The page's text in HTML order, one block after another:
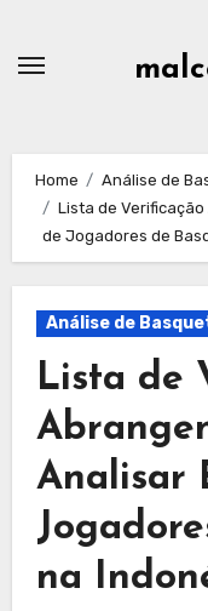
Home
Análise de
Lista de
de Jogadores de
Análise de
Lista de
Analisar
na